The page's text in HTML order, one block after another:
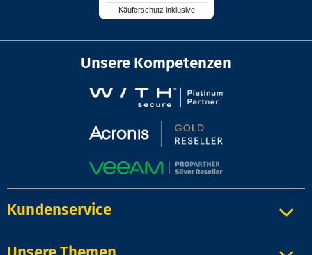
Käuferschutz inklusive
Unsere Kompetenzen
Kundenservice